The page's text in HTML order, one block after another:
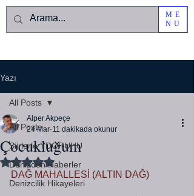
ME
NU
Yazı
All Posts
Şiirlerle YDORUHU
Denizden Haberler
Denizcilik Hikayeleri
All Posts
Çocukluğum
Alper Akpeçe
24 Mar 11 dakikada okunur
5 üzerinden NaN yıldız
DAĞ MAHALLESİ (ALTIN DAĞ)